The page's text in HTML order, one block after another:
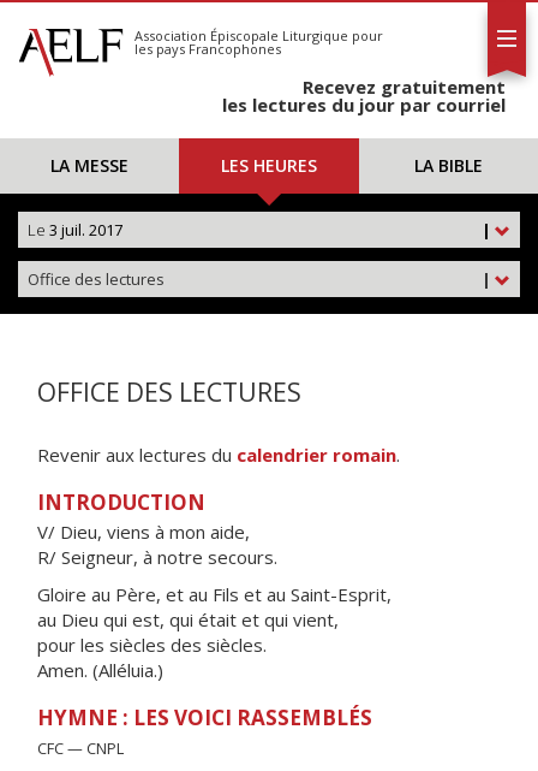
S'abonner
Calendrier
Association Épiscopale Liturgique pour
les pays Francophones
Recevez gratuitement
les lectures du jour par courriel
LA MESSE LES HEURES LA BIBLE
|
Le 3 juil. 2017
|
Office des lectures
OFFICE DES LECTURES
Revenir aux lectures du calendrier romain.
INTRODUCTION
V/ Dieu, viens à mon aide,
R/ Seigneur, à notre secours.
Gloire au Père, et au Fils et au Saint-Esprit,
au Dieu qui est, qui était et qui vient,
pour les siècles des siècles.
Amen. (Alléluia.)
HYMNE : LES VOICI RASSEMBLÉS
CFC — CNPL